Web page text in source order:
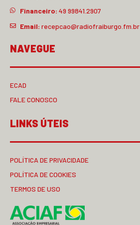
Financeiro: 49 99841.2907
Email: recepcao@radiofraiburgo.fm.br
NAVEGUE
ECAD
FALE CONOSCO
LINKS ÚTEIS
POLÍTICA DE PRIVACIDADE
POLÍTICA DE COOKIES
TERMOS DE USO